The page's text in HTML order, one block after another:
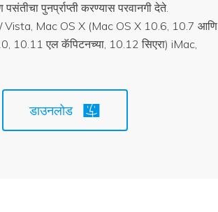
पसंतीचा पुनर्प्राप्ती करण्यास परवानगी देते.
Vista, Mac OS X (Mac OS X 10.6, 10.7 आणि
10.11 एल कॅपिटनच्या, 10.12 सिएरा) iMac,
डाउनलोड